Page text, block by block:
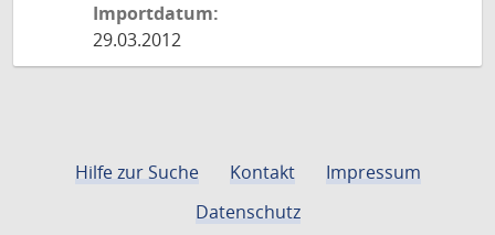
Importdatum:
29.03.2012
Hilfe zur Suche Kontakt
Impressum
Datenschutz